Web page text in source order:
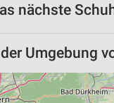
nächste
Umgebung